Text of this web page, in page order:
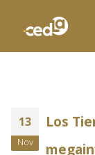
13
Nov
Los